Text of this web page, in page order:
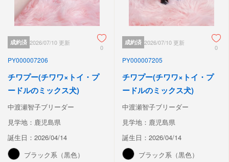
成約済 2026/07/10 更新
0
PY000007206
チワプー(チワワ×トイ・プ
ードルのミックス犬)
中渡瀬智子ブリーダー
見学地：鹿児島県
誕生日：2026/04/14
ブラック系（黒色）
成約済 2026/07/10 更新
0
PY000007205
チワプー(チワワ×トイ・プ
ードルのミックス犬)
中渡瀬智子ブリーダー
見学地：鹿児島県
誕生日：2026/04/14
ブラック系（黒色）